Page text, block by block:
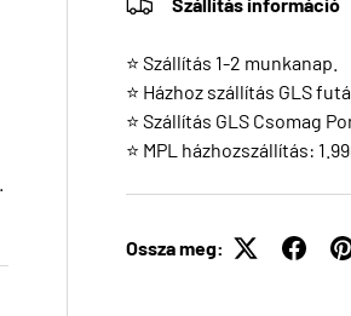
⭐ Szállítás 1-2 munkanap.
⭐ Házhoz szállítás GLS
⭐ Szállítás GLS Csomag
⭐ MPL házhozszállítás:
Ossza meg: